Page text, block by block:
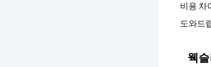
비용 차
도와드
웩